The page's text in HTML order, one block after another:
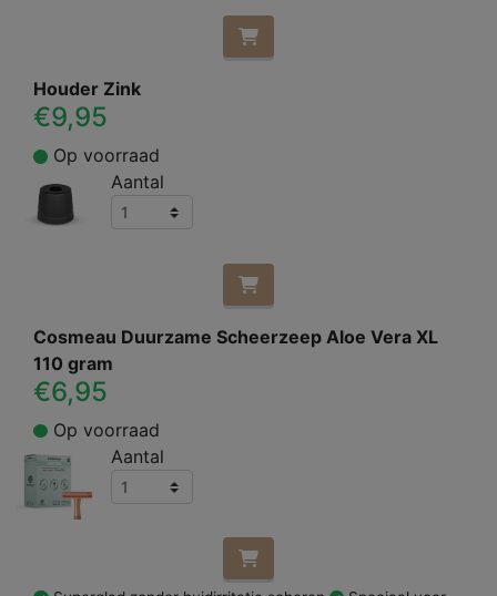
Houder Zink
€9,95
Op voorraad
Aantal
Cosmeau Duurzame Scheerzeep Aloe Vera XL
110 gram
€6,95
Op voorraad
Aantal